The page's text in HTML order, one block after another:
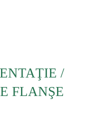
/
FLANŞE